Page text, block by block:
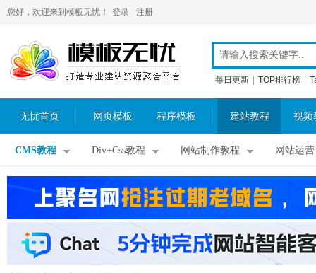
您好，欢迎来到模板无忧！ 登录 注册
每日更新 TOP排行榜
无忧首页 网页模板 程序模板 建站教程 视频
CMS教程 Div+Css教程 网站制作教程 网站运营